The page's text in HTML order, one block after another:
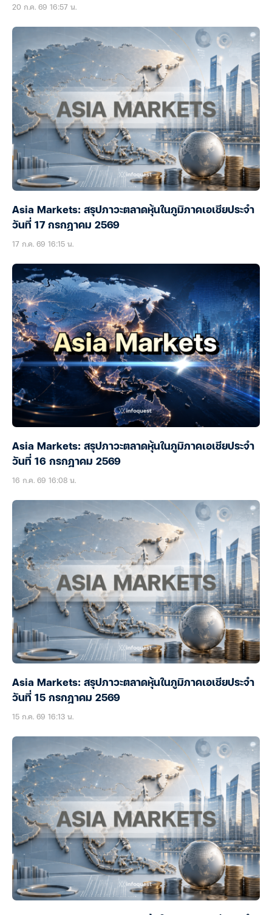
20 ก.ค. 69 16:57 น.
Asia Markets: สรุปภาวะตลาดหุ้นในภูมิภาคเอเชียประจำ
วันที่ 17 กรกฎาคม 2569
17 ก.ค. 69 16:15 น.
Asia Markets: สรุปภาวะตลาดหุ้นในภูมิภาคเอเชียประจำ
วันที่ 16 กรกฎาคม 2569
16 ก.ค. 69 16:08 น.
Asia Markets: สรุปภาวะตลาดหุ้นในภูมิภาคเอเชียประจำ
วันที่ 15 กรกฎาคม 2569
15 ก.ค. 69 16:13 น.